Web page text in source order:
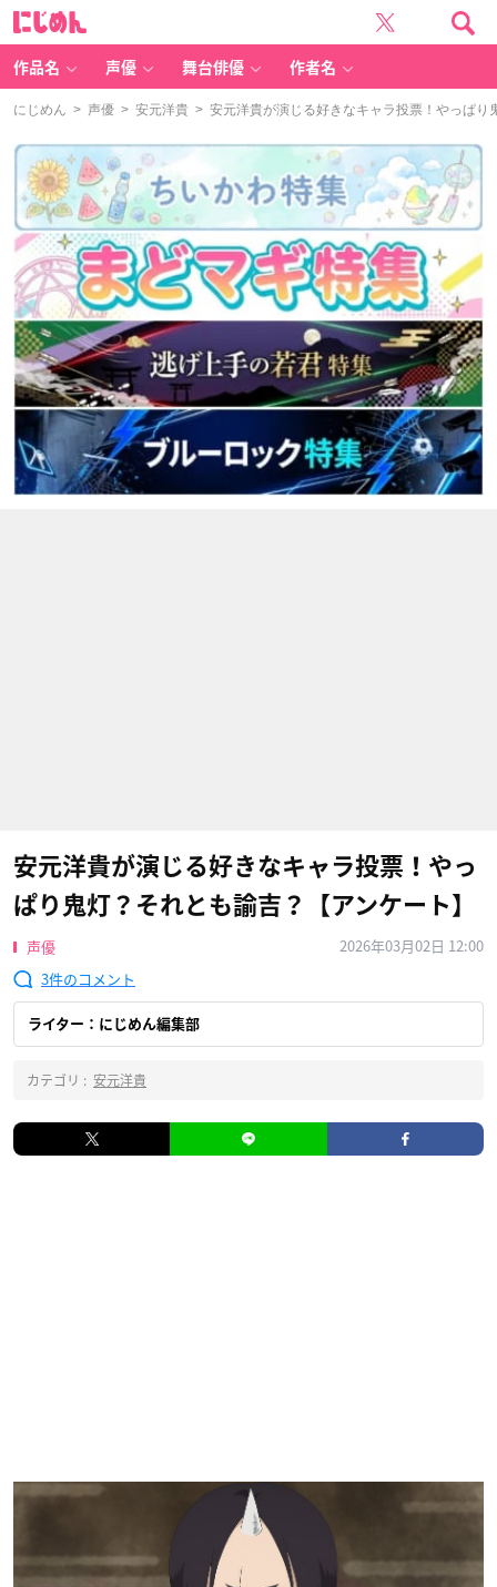
作品名 声優 舞台俳優 作者名
にじめん > 声優 > 安元洋貴 > 安元洋貴が演じる好きなキャラ投票！やっぱり
安元洋貴が演じる好きなキャラ投票！やっ
ぱり鬼灯？それとも諭吉？【アンケート】
声優
2026年03月02日 12:00
3
ライター：にじめん編集部
カテゴリ : 安元洋貴